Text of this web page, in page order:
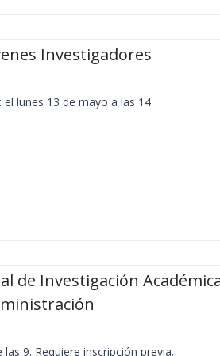
Investigadores
lunes 13 de mayo a las 14.
de Investigación
9. Requiere inscripción previa.